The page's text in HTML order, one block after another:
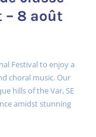
8 août
Festival to enjoy a
choral music. Our
hills of the Var, SE
amidst stunning